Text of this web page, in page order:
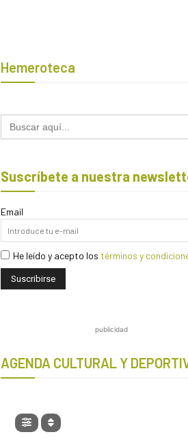
Hemeroteca
Buscar:
Suscríbete a nuestra
Email
He leído y acepto los términos y
publicidad
AGENDA CULTURAL Y